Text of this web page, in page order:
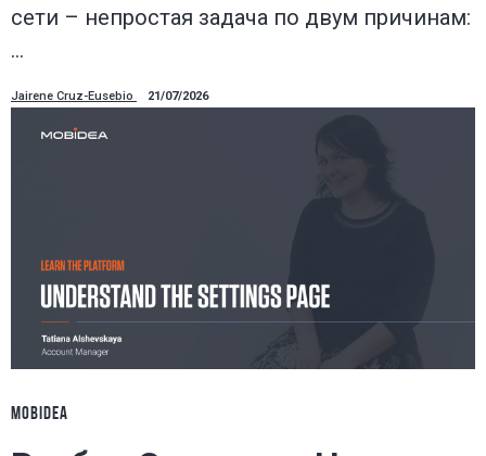
сети – непростая задача по двум причинам:
…
Jairene Cruz-Eusebio 21/07/2026
MOBIDEA